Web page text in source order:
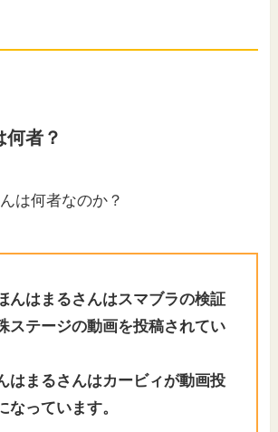
何者？
は何者なのか？
んはまるさんはスマブラの検証
ステージの動画を投稿されてい
はまるさんはカービィが動画投
なっています。